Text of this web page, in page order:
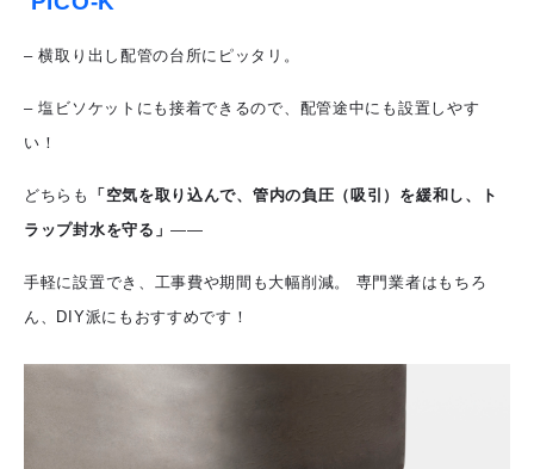
– 横取り出し配管の台所にピッタリ。
– 塩ビソケットにも接着できるので、配管途中にも設置しやす
い！
どちらも
「空気を取り込んで、管内の負圧（吸引）を緩和し、ト
ラップ封水を守る」――
手軽に設置でき、工事費や期間も大幅削減。 専門業者はもちろ
ん、DIY派にもおすすめです！